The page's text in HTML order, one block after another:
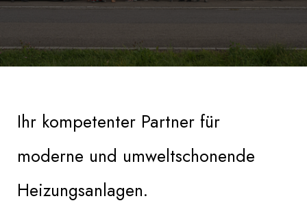
Ihr kompetenter Partner für
moderne und umweltschonende
Heizungsanlagen.